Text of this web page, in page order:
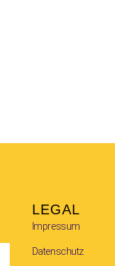
LEGAL
Impressum
Datenschutz